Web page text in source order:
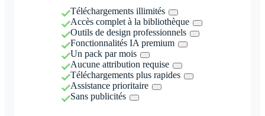
Téléchargements illimités
Accès complet à la bibliothèque
Outils de design professionnels
Fonctionnalités IA premium
Un pack par mois
Aucune attribution requise
Téléchargements plus rapides
Assistance prioritaire
Sans publicités